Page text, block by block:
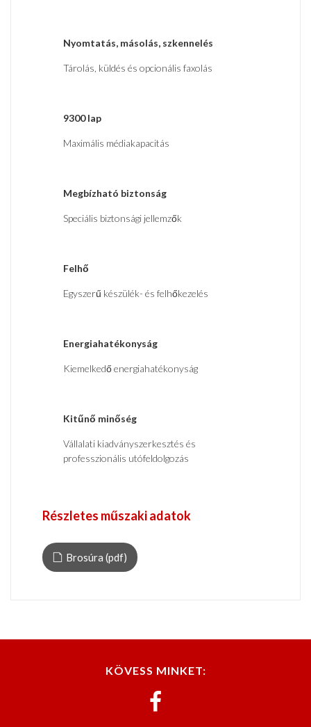
Nyomtatás, másolás, szkennelés
Tárolás, küldés és opcionális faxolás
9300 lap
Maximális médiakapacitás
Megbízható biztonság
Speciális biztonsági jellemzők
Felhő
Egyszerű készülék- és felhőkezelés
Energiahatékonyság
Kiemelkedő energiahatékonyság
Kitűnő minőség
Vállalati kiadványszerkesztés és
professzionális utófeldolgozás
Részletes műszaki adatok
Brosúra (pdf)
KÖVESS MINKET: